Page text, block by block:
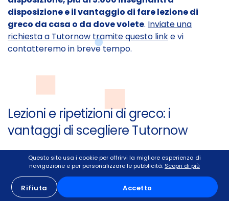
disposizione e il vantaggio di fare lezione di
greco da casa o da dove volete. Inviate una
richiesta a Tutornow tramite questo linke vi
contatteremo in breve tempo.
Lezioni e ripetizioni di greco: i
vantaggi di scegliere Tutornow
Ci sono diversi vantaggi nell'usare il servizio di
ripetizioni online Tutornow. Ecco alcuni dei principali
vantaggi:
Questo sito usa i cookie per offrirvi la migliore esperienza di
navigazione e per personalizzare le pubblicità. Scopri di più
Rifiuta Accetto